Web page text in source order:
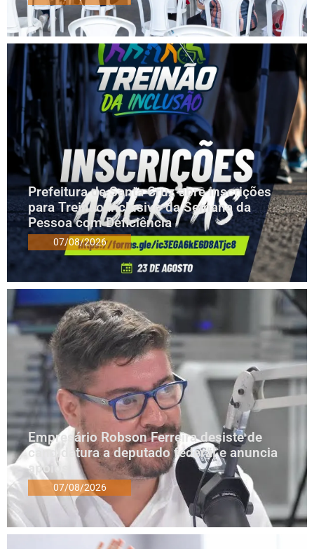
Prefeitura de Santa Cruz abre inscrições
para Treinão Inclusivo da Semana da
Pessoa com Deficiência
07/08/2026
Empresário Robson Ferreira desiste de
candidatura a deputado federal e anuncia
apoios
07/08/2026